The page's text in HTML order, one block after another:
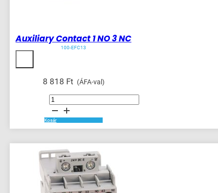
Auxiliary Contact 1 NO 3 NC
100-EFC13
8 818 Ft (ÁFA-val)
Auxiliary
Contact
NO
3
NC
mennyiség
Kosár